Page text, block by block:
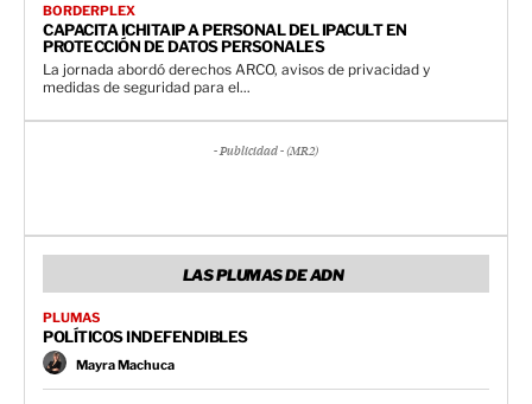
BORDERPLEX
CAPACITA ICHITAIP A PERSONAL DEL IPACULT EN
PROTECCIÓN DE DATOS PERSONALES
La jornada abordó derechos ARCO, avisos de privacidad y
medidas de seguridad para el...
- Publicidad - (MR2)
LAS PLUMAS DE ADN
PLUMAS
POLÍTICOS INDEFENDIBLES
Mayra Machuca